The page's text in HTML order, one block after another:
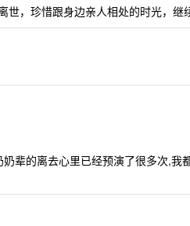
世，珍惜跟身边亲人相处的时光，继
辈的离去心里已经预演了很多次,